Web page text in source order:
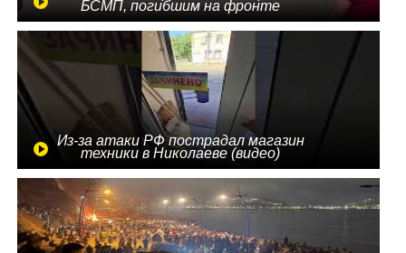
БСМП, погибшим на фронте
Из-за атаки РФ пострадал магазин
техники в Николаеве (видео)